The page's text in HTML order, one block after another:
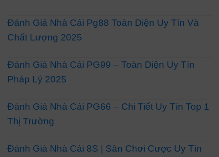
Đánh Giá Nhà Cái Pg88 Toàn Diện Uy Tín Và
Chất Lượng 2025
Đánh Giá Nhà Cái PG99 – Toàn Diện Uy Tín
Pháp Lý 2025
Đánh Giá Nhà Cái PG66 – Chi Tiết Uy Tín Top 1
Thị Trường
Đánh Giá Nhà Cái 8S | Sân Chơi Cược Uy Tín